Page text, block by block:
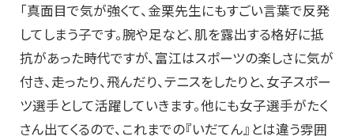
「真面目で気が強くて、金栗先生にもすごい言葉で反発
してしまう子です。腕や足など、肌を露出する格好に抵
抗があった時代ですが、富江はスポーツの楽しさに気が
付き、走ったり、飛んだり、テニスをしたりと、女子スポー
ツ選手として活躍していきます。他にも女子選手がたく
さん出てくるので、これまでの『いだてん』とは違う雰囲